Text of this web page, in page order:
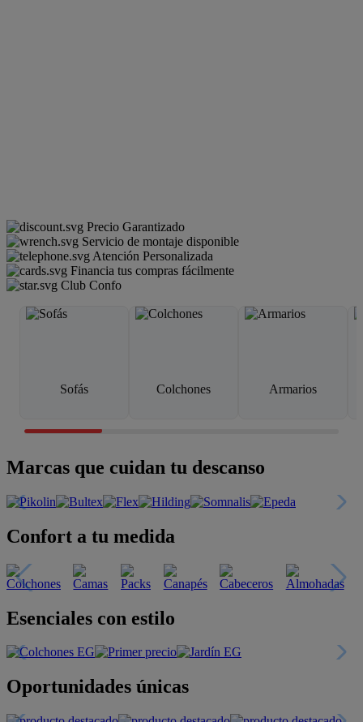
Precio Garantizado
Servicio de montaje disponible
Atención Personalizada
Financia tus compras fácilmente
Club Confo
Sofás Colchones Armarios
Marcas que cuidan tu descanso
Confort a tu medida
Esenciales con estilo
Oportunidades únicas